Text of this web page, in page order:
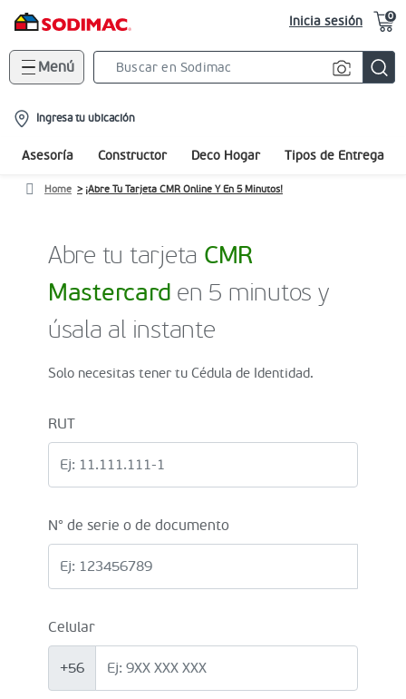
Inicia sesión 0
Menú
location-
icon
Ingresa tu ubicación
Asesoría Constructor Deco Hogar Tipos de Entrega
Home ¡Abre Tu Tarjeta CMR Online Y En 5 Minutos!
Abre tu tarjeta CMR
Mastercard en 5 minutos y
úsala al instante
Solo necesitas tener tu Cédula de Identidad.
RUT
N° de serie o de documento
Celular
+56